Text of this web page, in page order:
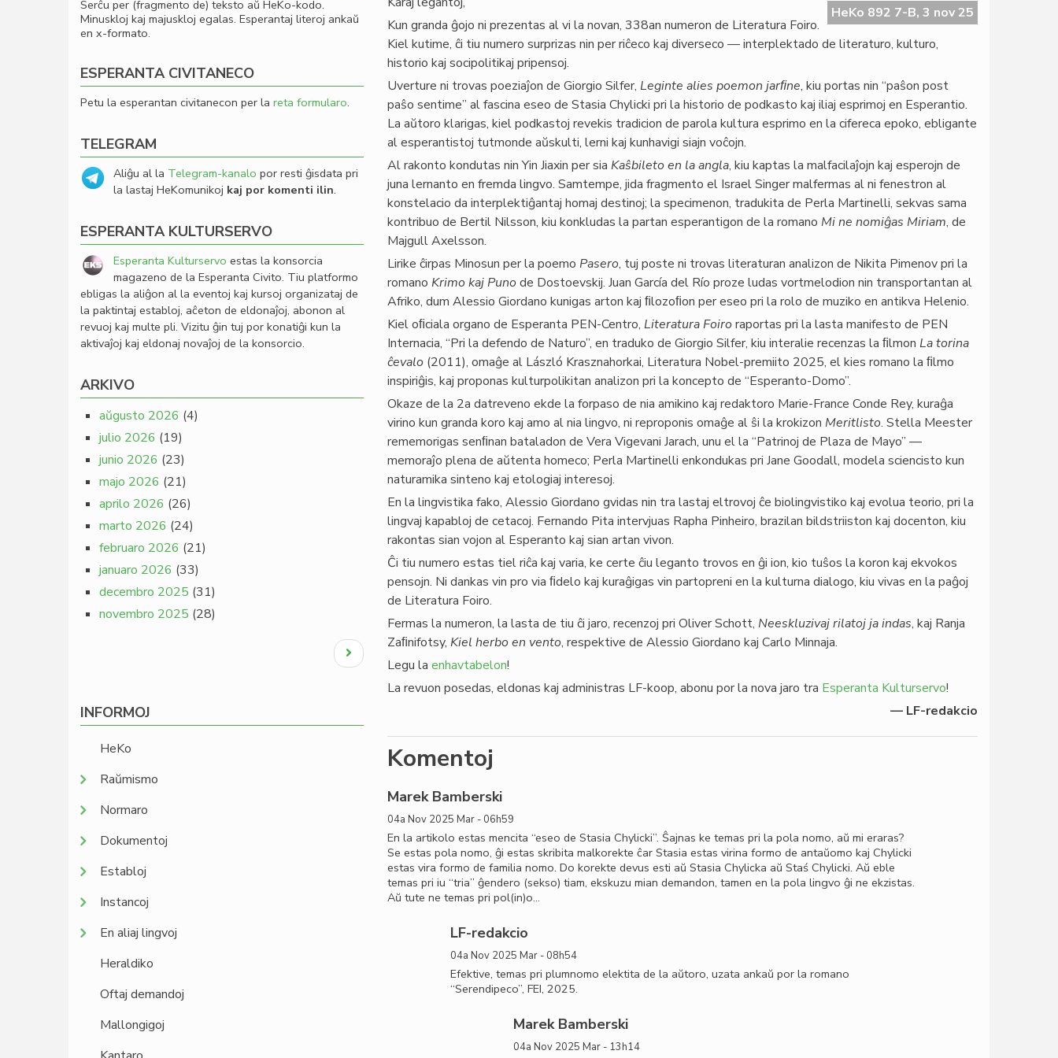
HeKo 892 7-B, 3 nov 25
Kun granda ĝojo ni prezentas al vi la novan, 338an numeron de Literatura Foiro.
Kiel kutime, ĉi tiu numero surprizas nin per riĉeco kaj diverseco — interplektado de literaturo, kulturo,
historio kaj socipolitikaj pripensoj.
Uverture ni trovas poeziaĵon de Giorgio Silfer, Leginte alies poemon jarﬁne, kiu portas nin “paŝon post
paŝo sentime” al fascina eseo de Stasia Chylicki pri la historio de podkasto kaj iliaj esprimoj en Esperantio.
La aŭtoro klarigas, kiel podkastoj revekis tradicion de parola kultura esprimo en la cifereca epoko, ebligante
al esperantistoj tutmonde aŭskulti, lerni kaj kunhavigi siajn voĉojn.
Al rakonto kondutas nin Yin Jiaxin per sia Kaŝbileto en la angla, kiu kaptas la malfacilaĵojn kaj esperojn de
juna lernanto en fremda lingvo. Samtempe, jida fragmento el Israel Singer malfermas al ni fenestron al
konstelacio da interplektiĝantaj homaj destinoj; la specimenon, tradukita de Perla Martinelli, sekvas sama
kontribuo de Bertil Nilsson, kiu konkludas la partan esperantigon de la romano Mi ne nomiĝas Miriam, de
Majgull Axelsson.
Lirike ĉirpas Minosun per la poemo Pasero, tuj poste ni trovas literaturan analizon de Nikita Pimenov pri la
romano Krimo kaj Punode Dostoevskij. Juan García del Río proze ludas vortmelodion nin transportantan al
Afriko, dum Alessio Giordano kunigas arton kaj ﬁlozoﬁon per eseo pri la rolo de muziko en antikva Helenio.
Kiel oﬁciala organo de Esperanta PEN-Centro, Literatura Foiroraportas pri la lasta manifesto de PEN
Internacia, “Pri la defendo de Naturo”, en traduko de Giorgio Silfer, kiu interalie recenzas la ﬁlmon La torina
ĉevalo (2011), omaĝe al László Krasznahorkai, Literatura Nobel-premiito 2025, el kies romano la ﬁlmo
inspiriĝis, kaj proponas kulturpolikitan analizon pri la koncepto de “Esperanto-Domo”.
Okaze de la 2a datreveno ekde la forpaso de nia amikino kaj redaktoro Marie-France Conde Rey, kuraĝa
virino kun granda koro kaj amo al nia lingvo, ni reproponis omaĝe al ŝi la krokizon Meritlisto. Stella Meester
rememorigas senﬁnan bataladon de Vera Vigevani Jarach, unu el la “Patrinoj de Plaza de Mayo” —
memoraĵo plena de aŭtenta homeco; Perla Martinelli enkondukas pri Jane Goodall, modela sciencisto kun
naturamika sinteno kaj etologiaj interesoj.
En la lingvistika fako, Alessio Giordano gvidas nin tra lastaj eltrovoj ĉe biolingvistiko kaj evolua teorio, pri la
lingvaj kapabloj de cetacoj. Fernando Pita intervjuas Rapha Pinheiro, brazilan bildstriiston kaj docenton, kiu
rakontas sian vojon al Esperanto kaj sian artan vivon.
Ĉi tiu numero estas tiel riĉa kaj varia, ke certe ĉiu leganto trovos en ĝi ion, kio tuŝos la koron kaj ekvokos
pensojn. Ni dankas vin pro via ﬁdelo kaj kuraĝigas vin partopreni en la kulturna dialogo, kiu vivas en la paĝoj
de Literatura Foiro.
Fermas la numeron, la lasta de tiu ĉi jaro, recenzoj pri Oliver Schott, Neeskluzivaj rilatoj ja indas, kaj Ranja
Zaﬁnifotsy, Kiel herbo en vento, respektive de Alessio Giordano kaj Carlo Minnaja.
Legu la enhavtabelon!
La revuon posedas, eldonas kaj administras LF-koop, abonu por la nova jaro tra Esperanta Kulturservo!
— LF-redakcio
Komentoj
Marek Bamberski
04a Nov 2025 Mar - 06h59
En la artikolo estas mencita “eseo de Stasia Chylicki”. Ŝajnas ke temas pri la pola nomo, aŭ mi eraras?
Se estas pola nomo, ĝi estas skribita malkorekte ĉar Stasia estas virina formo de antaŭomo kaj Chylicki
estas vira formo de familia nomo. Do korekte devus esti aŭ Stasia Chylicka aŭ Staś Chylicki. Aŭ eble
temas pri iu “tria” ĝendero (sekso) tiam, ekskuzu mian demandon, tamen en la pola lingvo ĝi ne ekzistas.
Aŭ tute ne temas pri pol(in)o…
LF-redakcio
04a Nov 2025 Mar - 08h54
Efektive, temas pri plumnomo elektita de la aŭtoro, uzata ankaŭ por la romano
“Serendipeco”, FEI, 2025.
Marek Bamberski
04a Nov 2025 Mar - 13h14
Serĉu per (fragmento de) teksto aŭ HeKo-kodo.
Minuskloj kaj majuskloj egalas. Esperantaj literoj ankaŭ
en x-formato.
ESPERANTA CIVITANECO
Petu la esperantan civitanecon per la reta formularo.
TELEGRAM
Aliĝu al la Telegram-kanalo por resti ĝisdata pri
la lastaj HeKomunikoj kaj por komenti ilin.
ESPERANTA KULTURSERVO
Esperanta Kulturservo estas la konsorcia
magazeno de la Esperanta Civito. Tiu platformo
ebligas la aliĝon al la eventoj kaj kursoj organizataj de
la paktintaj establoj, aĉeton de eldonaĵoj, abonon al
revuoj kaj multe pli. Vizitu ĝin tuj por konatiĝi kun la
aktivaĵoj kaj eldonaj novaĵoj de la konsorcio.
ARKIVO
aŭgusto 2026 (4)
julio 2026 (19)
junio 2026 (23)
majo 2026 (21)
aprilo 2026 (26)
marto 2026 (24)
februaro 2026 (21)
januaro 2026 (33)
decembro 2025 (31)
novembro 2025 (28)
Next
page
INFORMOJ
HeKo
Raŭmismo
Normaro
Dokumentoj
Establoj
Instancoj
En aliaj lingvoj
Heraldiko
Oftaj demandoj
Mallongigoj